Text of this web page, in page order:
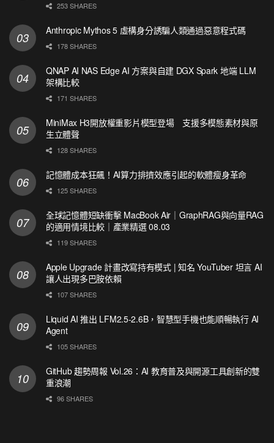
253 SHARES
Anthropic Mythos 5 虛構身分誘騙人類通過惡意程式碼
178 SHARES
QNAP AI NAS Edge AI 方案與自建 DGX Spark 地端 LLM
架構比較
171 SHARES
MiniMax H3開放權重影片模型登場 支援多模態素材與原
生立體聲
128 SHARES
記憶體成本狂飆！AI算力排擠效應引起的軟體瘦身革命
125 SHARES
全球記憶體短缺衝擊 MacBook Air｜GraphRAG與向量RAG
的適用情境比較｜產業精選 08.03
119 SHARES
Apple Upgrade 計畫改寫持有模式 | 知名 YouTuber 坦言 AI
讓人出現多巴胺依賴
107 SHARES
Liquid AI 推出 LFM2.5-2.6B，智慧型手機也能順暢執行 AI
Agent
105 SHARES
GitHub 趨勢周報 Vol.26：AI 教育普及與開源工具創新的雙
重浪潮
96 SHARES